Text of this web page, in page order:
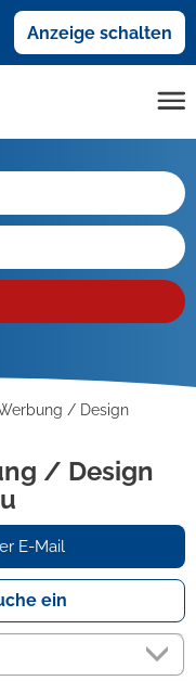
Anzeige schalten
/ Design
/ Design
E-Mail
ein